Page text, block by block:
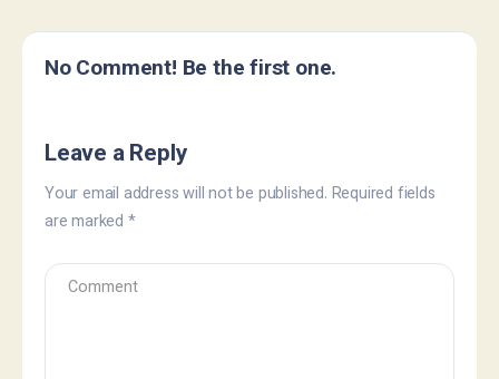
No Comment! Be the first one.
Leave a Reply
Your email address will not be published. Required fields
are marked *